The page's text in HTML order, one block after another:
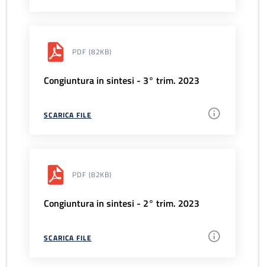
PDF (82KB)
Congiuntura in sintesi - 3° trim. 2023
SCARICA FILE
PDF (82KB)
Congiuntura in sintesi - 2° trim. 2023
SCARICA FILE